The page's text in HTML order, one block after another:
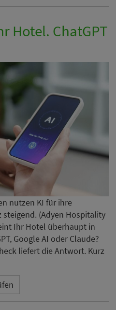
Hotel. ChatGPT
nutzen KI für ihre
(Adyen Hospitality
Ihr Hotel überhaupt in
Google AI oder Claude?
liefert die Antwort. Kurz